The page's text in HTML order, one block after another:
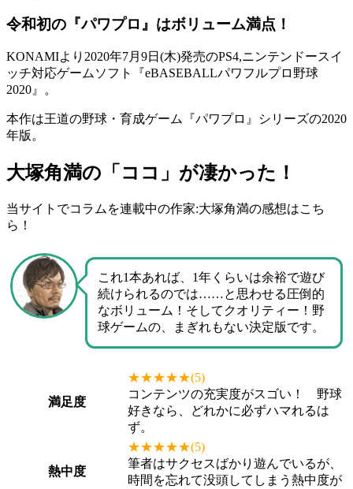
令和初の『パワプロ』はボリューム満点！
KONAMIより 2020年7月9日(木)発売のPS4,ニンテンドースイ
ッチ対応ゲームソフト『eBASEBALLパワフルプロ野球
2020 』。
本作は王道の野球・育成ゲーム『パワプロ 』シリーズの2020
年版。
大塚角満の「ココ」が凄かった！
当サイトでコラムを連載中の作家:大塚角満の感想はこち
ら！
これ1本あれば、1年くらいは余裕で遊び
続けられるのでは……と思わせる圧倒的
なボリューム！そしてクオリティー！野
球ゲームの、まぎれもない決定版です。
満足度
★★★★★(5)
コンテンツの充実度がスゴい！ 野球
好きなら、どれかに必ずハマれるは
ず。
熱中度
★★★★★(5)
筆者はサクセスばかり遊んでいるが、
時間を忘れて没頭してしまう熱中度が